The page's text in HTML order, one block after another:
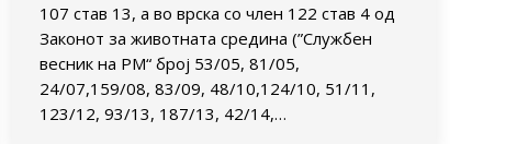
107 став 13, а во врска со член 122 став 4 од
Законот за животната средина (”Службен
весник на РМ“ број 53/05, 81/05,
24/07,159/08, 83/09, 48/10,124/10, 51/11,
123/12, 93/13, 187/13, 42/14,…